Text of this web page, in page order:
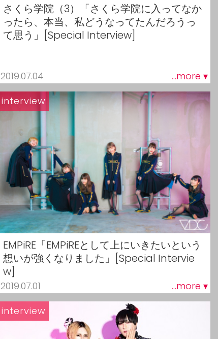
さくら学院（3）「さくら学院に入ってなか
ったら、本当、私どうなってたんだろうっ
て思う」[Special Interview]
2019.07.04 ...more ▾
EMPiRE「EMPiREとして上にいきたいという
想いが強くなりました」[Special Intervie
w]
2019.07.01 ...more ▾
interview
interview